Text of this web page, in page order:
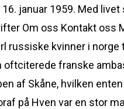
januar 1959. Med
Om oss Kontakt oss
kvinner i norge
franske
af Skåne, hvilken
på Hven var en stor